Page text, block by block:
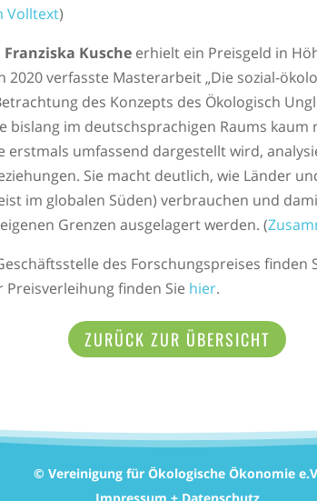
Volltext)
Franziska Kusche erhielt ein Preisgeld in
verfasste Masterarbeit „Die sozial-
des Konzepts des Ökologisch
bislang im deutschsprachigen Raums
erstmals umfassend dargestellt wird,
Sie macht deutlich, wie Länder
im globalen Süden) verbrauchen und
Grenzen ausgelagert werden. (
des Forschungspreises finden
Preisverleihung finden Sie hier.
ZURÜCK ZUR ÜBERSICHT
© Vereinigung für Ökologische Ökonomie
Impressum + Datenschutz